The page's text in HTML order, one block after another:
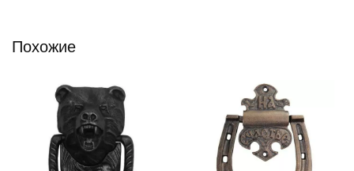
Похожие